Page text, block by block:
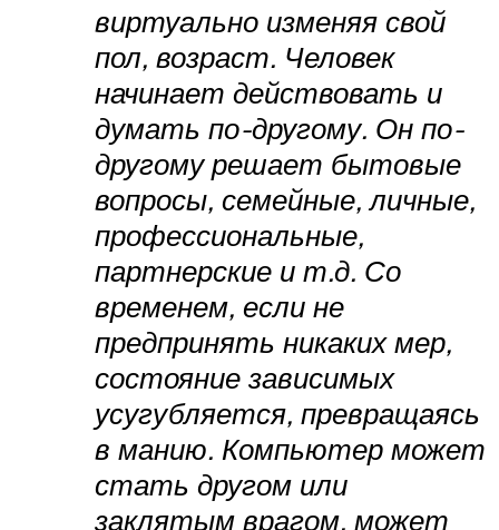
виртуально изменяя свой
пол, возраст. Человек
начинает действовать и
думать по-другому. Он по-
другому решает бытовые
вопросы, семейные, личные,
профессиональные,
партнерские и т.д. Со
временем, если не
предпринять никаких мер,
состояние зависимых
усугубляется, превращаясь
в манию. Компьютер может
стать другом или
заклятым врагом, может